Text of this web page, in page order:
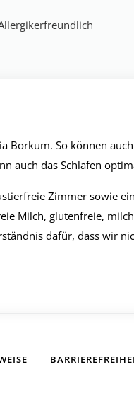
So können
auch das Schlafen
Zimmer sowie
Milch, glutenfreie,
dafür, dass wir